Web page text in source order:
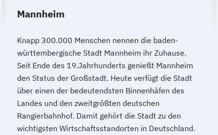
Mannheim
Knapp 300.000 Menschen nennen die baden-
württembergische Stadt Mannheim ihr Zuhause.
Seit Ende des 19.Jahrhunderts genießt Mannheim
den Status der Großstadt. Heute verfügt die Stadt
über einen der bedeutendsten Binnenhäfen des
Landes und den zweitgrößten deutschen
Rangierbahnhof. Damit gehört die Stadt zu den
wichtigsten Wirtschaftsstandorten in Deutschland.